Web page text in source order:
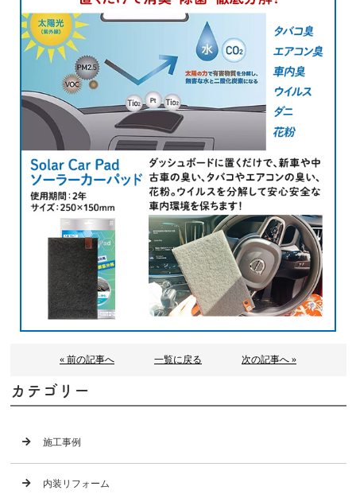
« 前の記事へ 一覧に戻る 次の記事へ »
カテゴリー
施工事例
内装リフォーム